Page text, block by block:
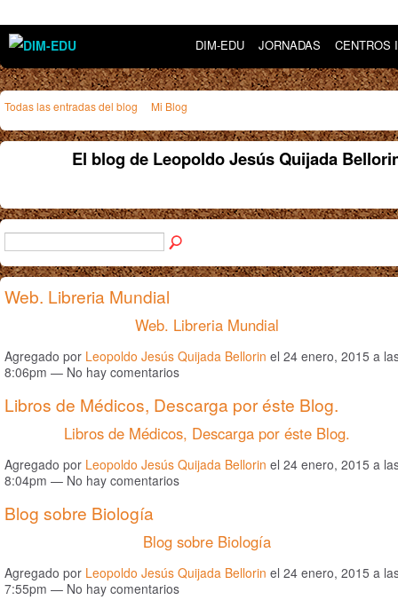
DIM-EDU JORNADAS CENTROS
Todas las entradas del blog Mi Blog
El blog de Leopoldo Jesús Quijada
Web. Libreria Mundial
Web. Libreria Mundial
Agregado por Leopoldo Jesús Quijada Bellorin el 24 enero, 2015 a
8:06pm — No hay comentarios
Libros de Médicos, Descarga por éste Blog.
Libros de Médicos, Descarga por éste Blog.
Agregado por Leopoldo Jesús Quijada Bellorin el 24 enero, 2015 a
8:04pm — No hay comentarios
Blog sobre Biología
Blog sobre Biología
Agregado por Leopoldo Jesús Quijada Bellorin el 24 enero, 2015 a
7:55pm — No hay comentarios